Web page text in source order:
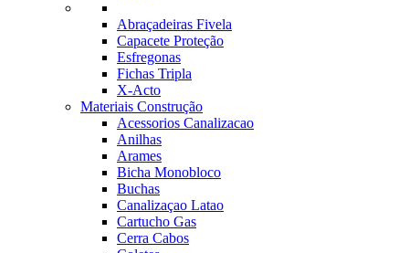
Abraçadeiras Fivela
Capacete Proteção
Esfregonas
Fichas Tripla
X-Acto
Materiais Construção
Acessorios Canalizacao
Anilhas
Arames
Bicha Monobloco
Buchas
Canalizaçao Latao
Cartucho Gas
Cerra Cabos